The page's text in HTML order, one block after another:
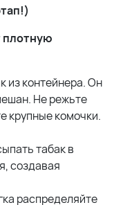
плотную
из контейнера. Он
Не режьте
крупные комочки.
табак в
создавая
распределяйте